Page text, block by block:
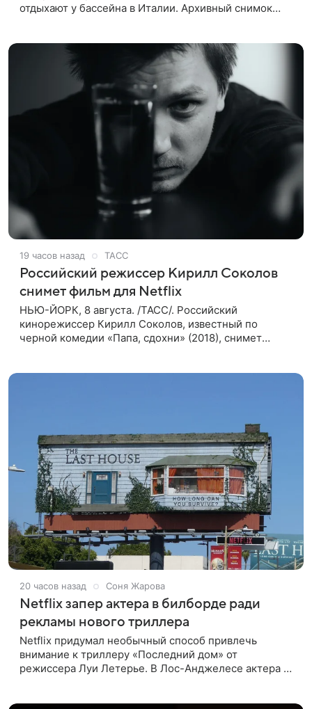
отдыхают у бассейна в Италии. Архивный снимок
19 часов назад ТАСС
Российский режиссер Кирилл Соколов
снимет фильм для Netflix
НЬЮ-ЙОРК, 8 августа. /ТАСС/. Российский
кинорежиссер Кирилл Соколов, известный по
черной комедии «Папа, сдохни» (2018), снимет
20 часов назад Соня Жарова
Netflix запер актера в билборде ради
рекламы нового триллера
Netflix придумал необычный способ привлечь
внимание к триллеру «Последний дом» от
режиссера Луи Летерье. В Лос-Анджелесе актера на